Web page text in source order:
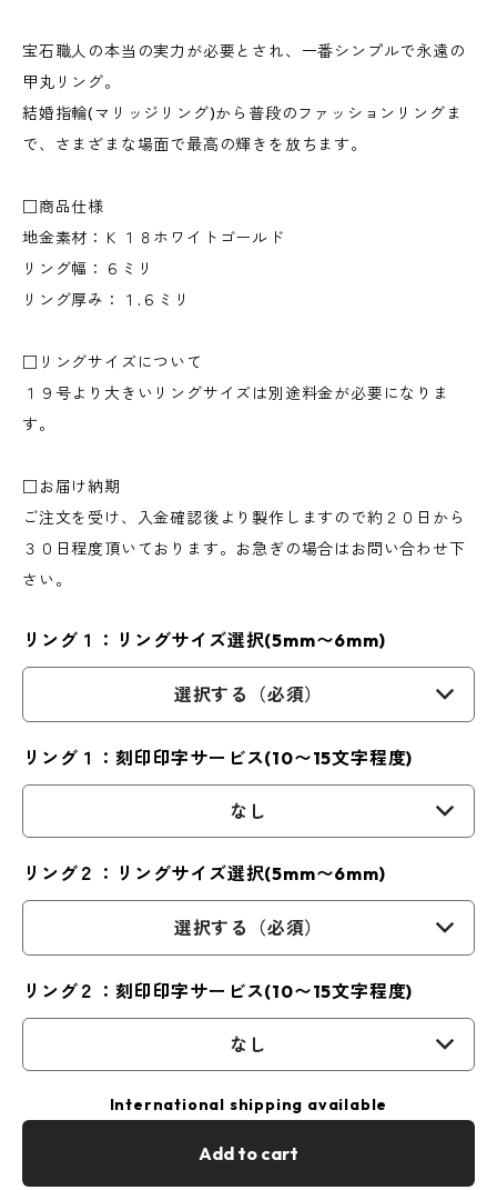
宝石職人の本当の実力が必要とされ、一番シンプルで永遠の
甲丸リング。
結婚指輪(マリッジリング)から普段のファッションリングま
で、さまざまな場面で最高の輝きを放ちます。
□商品仕様
地金素材：Ｋ１８ホワイトゴールド
リング幅：６ミリ
リング厚み：１.６ミリ
□リングサイズについて
１９号より大きいリングサイズは別途料金が必要になりま
す。
□お届け納期
ご注文を受け、入金確認後より製作しますので約２０日から
３０日程度頂いております。お急ぎの場合はお問い合わせ下
さい。
リング１：リングサイズ選択(5mm〜6mm)
選択する（必須）
リング１：刻印印字サービス(10〜15文字程度)
なし
リング２：リングサイズ選択(5mm〜6mm)
選択する（必須）
リング２：刻印印字サービス(10〜15文字程度)
なし
International shipping available
Add to cart